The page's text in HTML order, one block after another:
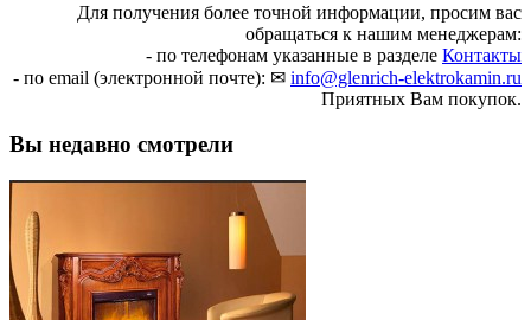
Для получения более точной информации, просим вас
обращаться к нашим менеджерам:
- по телефонам указанные в разделе Контакты
- по email (электронной почте): ✉ info@glenrich-elektrokamin.ru
Приятных Вам покупок.
Вы недавно смотрели